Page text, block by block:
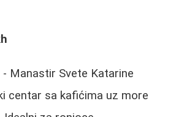
- Manastir Svete Katarine
centar sa kafićima uz more